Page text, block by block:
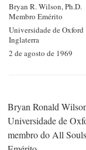
Bryan R. Wilson, Ph.D.
Membro Emérito
Universidade de Oxford
Inglaterra
2 de agosto de 1969
Bryan Ronald
Universidade de
membro do All